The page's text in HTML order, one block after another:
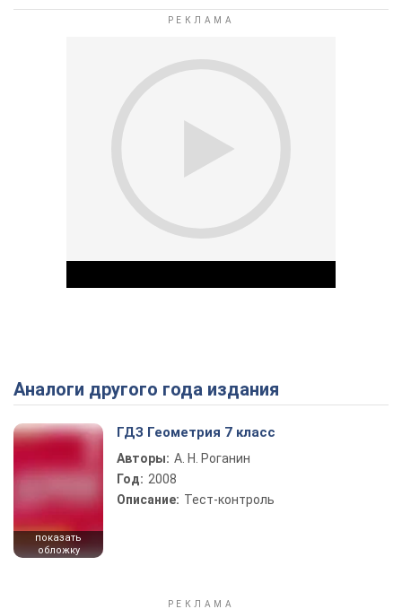
Play Video
Аналоги другого года издания
показать
обложку
ГДЗ Геометрия 7 класс
Авторы: А. Н. Роганин
Год: 2008
Описание: Тест-контроль